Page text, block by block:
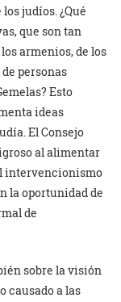
judíos. ¿Qué
que son tan
armenios, de los
personas
Esto
ideas
El Consejo
al alimentar
intervencionismo
la oportunidad de
de
sobre la visión
causado a las